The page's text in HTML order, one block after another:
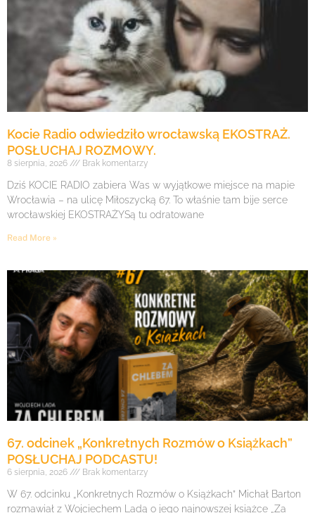
Kocie Radio odwiedziło wrocławską EKOSTRAŻ.
POSŁUCHAJ ROZMOWY.
8 sierpnia, 2026 Brak komentarzy
Dziś KOCIE RADIO zabiera Was w wyjątkowe miejsce na mapie
Wrocławia – na ulicę Miłoszycką 67. To właśnie tam bije serce
wrocławskiej EKOSTRAŻYSą tu odratowane
Read More »
67. odcinek „Konkretnych Rozmów o Książkach”
POSŁUCHAJ PODCASTU!
6 sierpnia, 2026 Brak komentarzy
W 67. odcinku „Konkretnych Rozmów o Książkach” Michał Barton
rozmawiał z Wojciechem Ladą o jego najnowszej książce „Za